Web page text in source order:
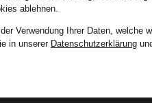
ablehnen.
Verwendung Ihrer Daten, welche
in unserer Datenschutzerklärung